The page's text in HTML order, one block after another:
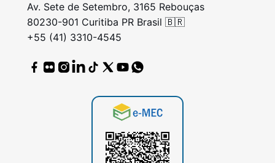
Av. Sete de Setembro, 3165 Rebouças
80230-901 Curitiba PR Brasil 🇧🇷
+55 (41) 3310-4545